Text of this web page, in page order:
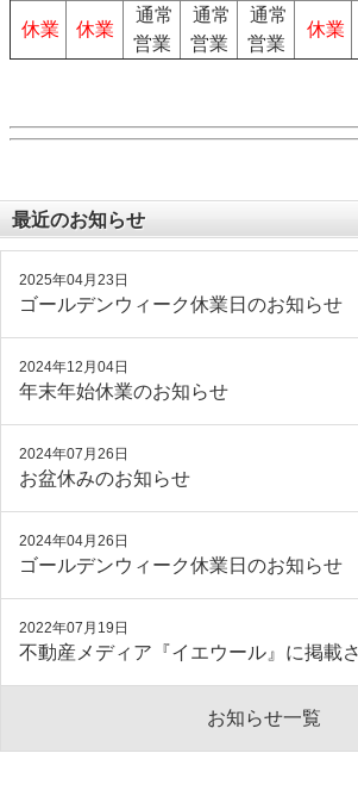
休業 休業
通常
営業
通常
営業
通常
営業
休業
最近のお知らせ
2025年04月23日
ゴールデンウィーク休業日のお知らせ
2024年12月04日
年末年始休業のお知らせ
2024年07月26日
お盆休みのお知らせ
2024年04月26日
ゴールデンウィーク休業日のお知らせ
2022年07月19日
不動産メディア『イエウール』に掲載
お知らせ一覧